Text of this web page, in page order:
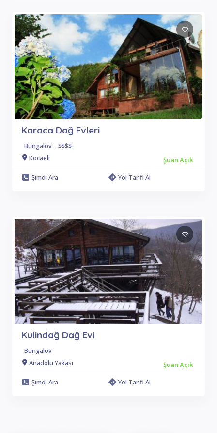
Karaca Dağ Evleri
Bungalov . $$$$
Kocaeli
Şuan Açık
Şimdi Ara
Yol Tarifi Al
Kulindağ Dağ Evi
Bungalov
Anadolu Yakası
Şuan Açık
Şimdi Ara
Yol Tarifi Al